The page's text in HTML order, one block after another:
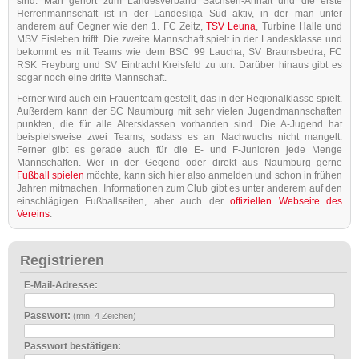
Herrenmannschaft ist in der Landesliga Süd aktiv, in der man unter
anderem auf Gegner wie den 1. FC Zeitz, TSV Leuna, Turbine Halle und
MSV Eisleben trifft. Die zweite Mannschaft spielt in der Landesklasse und
bekommt es mit Teams wie dem BSC 99 Laucha, SV Braunsbedra, FC
RSK Freyburg und SV Eintracht Kreisfeld zu tun. Darüber hinaus gibt es
sogar noch eine dritte Mannschaft.
Ferner wird auch ein Frauenteam gestellt, das in der Regionalklasse spielt.
Außerdem kann der SC Naumburg mit sehr vielen Jugendmannschaften
punkten, die für alle Altersklassen vorhanden sind. Die A-Jugend hat
beispielsweise zwei Teams, sodass es an Nachwuchs nicht mangelt.
Ferner gibt es gerade auch für die E- und F-Junioren jede Menge
Mannschaften. Wer in der Gegend oder direkt aus Naumburg gerne
Fußball spielen möchte, kann sich hier also anmelden und schon in frühen
Jahren mitmachen. Informationen zum Club gibt es unter anderem auf den
einschlägigen Fußballseiten, aber auch deroffiziellen Webseite des
Vereins.
Registrieren
E-Mail-Adresse:
Passwort: (min. 4 Zeichen)
Passwort bestätigen: